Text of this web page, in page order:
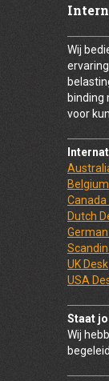
Wij
binding
voor
Canada
Dutch
UK Desk
USA
Staat
Wij